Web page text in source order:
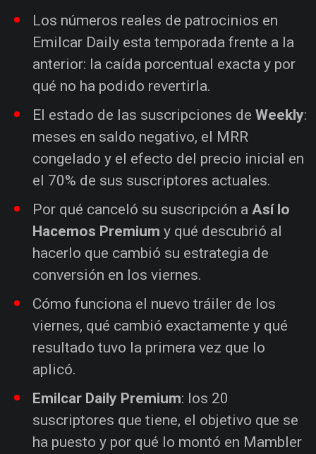
Los números reales de patrocinios en
Emilcar Daily esta temporada frente a la
anterior: la caída porcentual exacta y por
qué no ha podido revertirla.
El estado de las suscripciones de Weekly:
meses en saldo negativo, el MRR
congelado y el efecto del precio inicial en
el 70% de sus suscriptores actuales.
Por qué canceló su suscripción a Así lo
Hacemos Premium y qué descubrió al
hacerlo que cambió su estrategia de
conversión en los viernes.
Cómo funciona el nuevo tráiler de los
viernes, qué cambió exactamente y qué
resultado tuvo la primera vez que lo
aplicó.
Emilcar Daily Premium: los 20
suscriptores que tiene, el objetivo que se
ha puesto y por qué lo montó en Mambler